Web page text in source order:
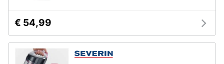
€ 54,99